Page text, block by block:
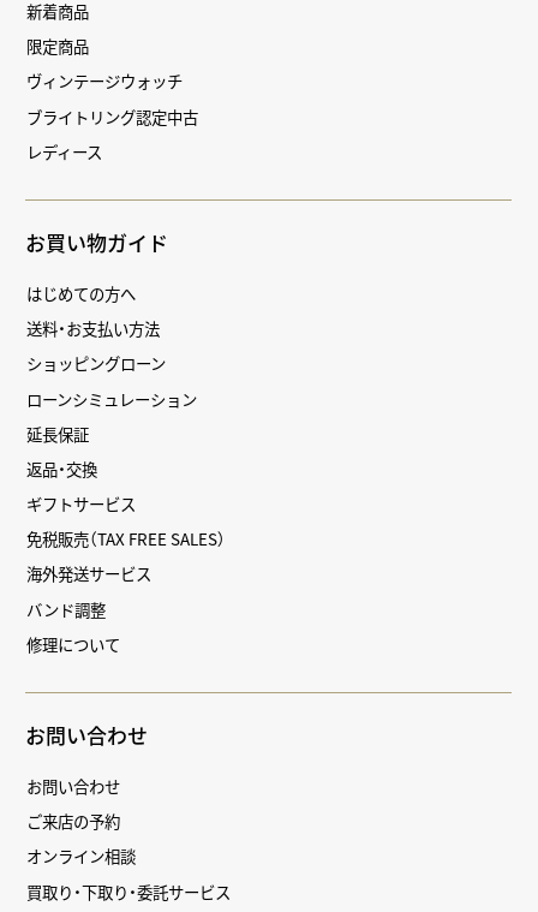
新着商品
限定商品
ヴィンテージウォッチ
ブライトリング認定中古
レディース
お買い物ガイド
はじめての方へ
送料・お支払い方法
ショッピングローン
ローンシミュレーション
延長保証
返品・交換
ギフトサービス
免税販売（TAX FREE SALES）
海外発送サービス
バンド調整
修理について
お問い合わせ
お問い合わせ
ご来店の予約
オンライン相談
買取り・下取り・委託サービス